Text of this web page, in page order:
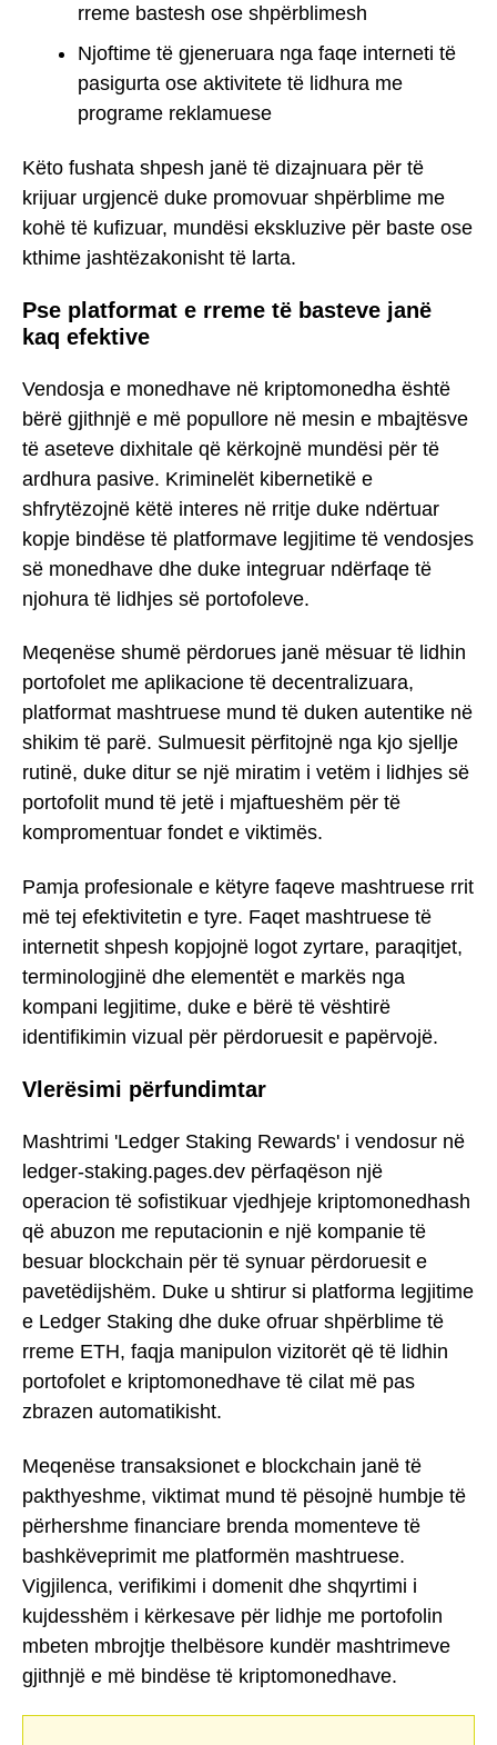
rreme bastesh ose shpërblimesh
Njoftime të gjeneruara nga faqe interneti të
pasigurta ose aktivitete të lidhura me
programe reklamuese
Këto fushata shpesh janë të dizajnuara për të
krijuar urgjencë duke promovuar shpërblime me
kohë të kufizuar, mundësi ekskluzive për baste ose
kthime jashtëzakonisht të larta.
Pse platformat e rreme të basteve janë
kaq efektive
Vendosja e monedhave në kriptomonedha është
bërë gjithnjë e më popullore në mesin e mbajtësve
të aseteve dixhitale që kërkojnë mundësi për të
ardhura pasive. Kriminelët kibernetikë e
shfrytëzojnë këtë interes në rritje duke ndërtuar
kopje bindëse të platformave legjitime të vendosjes
së monedhave dhe duke integruar ndërfaqe të
njohura të lidhjes së portofoleve.
Meqenëse shumë përdorues janë mësuar të lidhin
portofolet me aplikacione të decentralizuara,
platformat mashtruese mund të duken autentike në
shikim të parë. Sulmuesit përfitojnë nga kjo sjellje
rutinë, duke ditur se një miratim i vetëm i lidhjes së
portofolit mund të jetë i mjaftueshëm për të
kompromentuar fondet e viktimës.
Pamja profesionale e këtyre faqeve mashtruese rrit
më tej efektivitetin e tyre. Faqet mashtruese të
internetit shpesh kopjojnë logot zyrtare, paraqitjet,
terminologjinë dhe elementët e markës nga
kompani legjitime, duke e bërë të vështirë
identifikimin vizual për përdoruesit e papërvojë.
Vlerësimi përfundimtar
Mashtrimi 'Ledger Staking Rewards' i vendosur në
ledger-staking.pages.dev përfaqëson një
operacion të sofistikuar vjedhjeje kriptomonedhash
që abuzon me reputacionin e një kompanie të
besuar blockchain për të synuar përdoruesit e
pavetëdijshëm. Duke u shtirur si platforma legjitime
e Ledger Staking dhe duke ofruar shpërblime të
rreme ETH, faqja manipulon vizitorët që të lidhin
portofolet e kriptomonedhave të cilat më pas
zbrazen automatikisht.
Meqenëse transaksionet e blockchain janë të
pakthyeshme, viktimat mund të pësojnë humbje të
përhershme financiare brenda momenteve të
bashkëveprimit me platformën mashtruese.
Vigjilenca, verifikimi i domenit dhe shqyrtimi i
kujdesshëm i kërkesave për lidhje me portofolin
mbeten mbrojtje thelbësore kundër mashtrimeve
gjithnjë e më bindëse të kriptomonedhave.